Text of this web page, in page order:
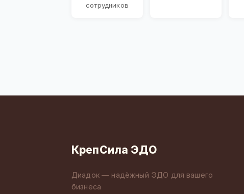
сотрудников
КрепСила ЭДО
Диадок — надёжный ЭДО для вашего
бизнеса